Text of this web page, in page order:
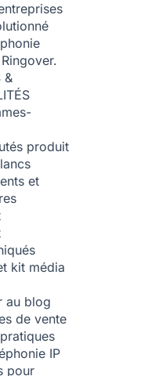
&
produit
et
kit média
au blog
de vente
IP
pour